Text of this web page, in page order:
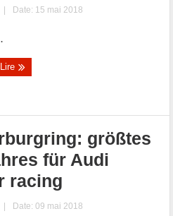
| Date: 15 mai 2018
Lire
größtes
für Audi
racing
| Date: 09 mai 2018